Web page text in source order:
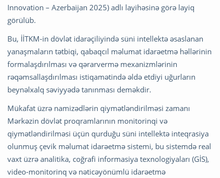
Innovation – Azerbaijan 2025) adlı layihəsinə görə layiq
görülüb.
Bu, İİTKM-in dövlət idarəçiliyində süni intellektə əsaslanan
yanaşmaların tətbiqi, qabaqcıl məlumat idarəetmə həllərinin
formalaşdırılması və qərarvermə mexanizmlərinin
rəqəmsallaşdırılması istiqamətində əldə etdiyi uğurların
beynəlxalq səviyyədə tanınması deməkdir.
Mükafat üzrə namizədlərin qiymətləndirilməsi zamanı
Mərkəzin dövlət proqramlarının monitorinqi və
qiymətləndirilməsi üçün qurduğu süni intellektə inteqrasiya
olunmuş çevik məlumat idarəetmə sistemi, bu sistemdə real
vaxt üzrə analitika, coğrafi informasiya texnologiyaları (GİS),
video-monitorinq və nəticəyönümlü idarəetmə